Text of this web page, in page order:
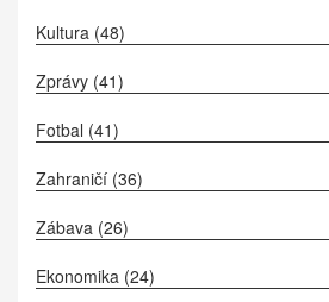
Kultura (48)
Zprávy (41)
Fotbal (41)
Zahraničí (36)
Zábava (26)
Ekonomika (24)